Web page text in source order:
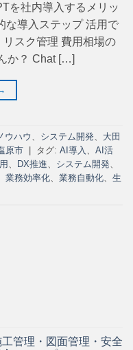
を社内導入するメリッ
な導入ステップ 活用で
スク管理 費用相場の
か？ Chat […]
ウハウ 、 システム開発、 大田
原市 タグ: AI導入 、 AI活
、 DX推進、 システム開発、
業務効率化、 業務自動化、 生
管理・図面管理・安全